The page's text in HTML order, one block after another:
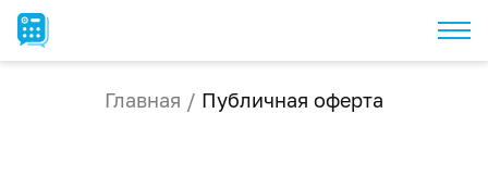
Главная / Публичная оферта